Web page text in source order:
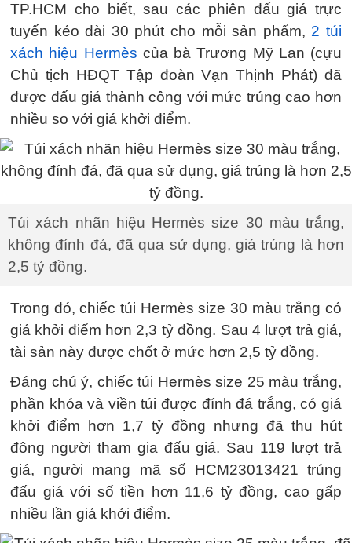
TP.HCM cho biết, sau các phiên đấu giá trực
tuyến kéo dài 30 phút cho mỗi sản phẩm, 2 túi
xách hiệu Hermès của bà Trương Mỹ Lan (cựu
Chủ tịch HĐQT Tập đoàn Vạn Thịnh Phát) đã
được đấu giá thành công với mức trúng cao hơn
nhiều so với giá khởi điểm.
Túi xách nhãn hiệu Hermès size 30 màu trắng,
không đính đá, đã qua sử dụng, giá trúng là hơn
2,5 tỷ đồng.
Trong đó, chiếc túi Hermès size 30 màu trắng có
giá khởi điểm hơn 2,3 tỷ đồng. Sau 4 lượt trả giá,
tài sản này được chốt ở mức hơn 2,5 tỷ đồng.
Đáng chú ý, chiếc túi Hermès size 25 màu trắng,
phần khóa và viền túi được đính đá trắng, có giá
khởi điểm hơn 1,7 tỷ đồng nhưng đã thu hút
đông người tham gia đấu giá. Sau 119 lượt trả
giá, người mang mã số HCM23013421 trúng
đấu giá với số tiền hơn 11,6 tỷ đồng, cao gấp
nhiều lần giá khởi điểm.